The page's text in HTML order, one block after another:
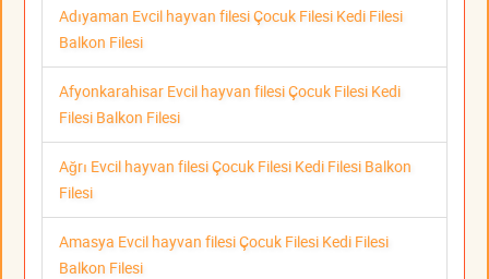
Adıyaman Evcil hayvan filesi Çocuk Filesi Kedi Filesi
Balkon Filesi
Afyonkarahisar Evcil hayvan filesi Çocuk Filesi Kedi
Filesi Balkon Filesi
Ağrı Evcil hayvan filesi Çocuk Filesi Kedi Filesi Balkon
Filesi
Amasya Evcil hayvan filesi Çocuk Filesi Kedi Filesi
Balkon Filesi